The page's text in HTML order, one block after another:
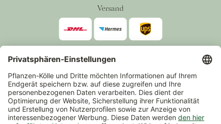
Versand
Zahlarten
*Alle Preise inkl. gesetzlicher Mehrwertsteuer zzgl.Versand
Mindestbestellwert 14,90 €, ausgenommen sind Gutscheine und